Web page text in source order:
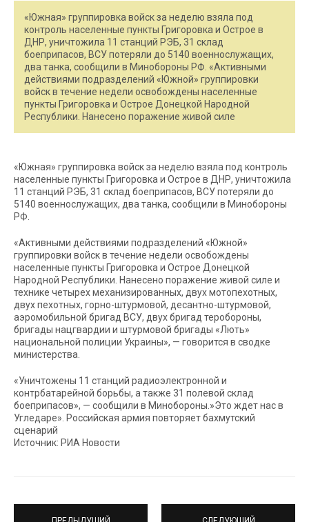
«Южная» группировка войск за неделю взяла под
контроль населенные пункты Григоровка и Острое в
ДНР, уничтожила 11 станций РЭБ, 31 склад
боеприпасов, ВСУ потеряли до 5140 военнослужащих,
два танка, сообщили в Минобороны РФ. «Активными
действиями подразделений «Южной» группировки
войск в течение недели освобождены населенные
пункты Григоровка и Острое Донецкой Народной
Республики. Нанесено поражение живой силе
«Южная» группировка войск за неделю взяла под контроль
населенные пункты Григоровка и Острое в ДНР, уничтожила
11 станций РЭБ, 31 склад боеприпасов, ВСУ потеряли до
5140 военнослужащих, два танка, сообщили в Минобороны
РФ.
«Активными действиями подразделений «Южной»
группировки войск в течение недели освобождены
населенные пункты Григоровка и Острое Донецкой
Народной Республики. Нанесено поражение живой силе и
технике четырех механизированных, двух мотопехотных,
двух пехотных, горно-штурмовой, десантно-штурмовой,
аэромобильной бригад ВСУ, двух бригад теробороны,
бригады нацгвардии и штурмовой бригады «Лють»
национальной полиции Украины», — говорится в сводке
министерства.
«Уничтожены 11 станций радиоэлектронной и
контрбатарейной борьбы, а также 31 полевой склад
боеприпасов», — сообщили в Минобороны.»Это ждет нас в
Угледаре». Российская армия повторяет бахмутский
сценарий
Источник: РИА Новости